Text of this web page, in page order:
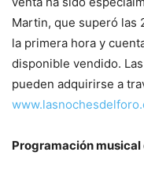
Martin, que superó las
la primera hora y
disponible vendido.
pueden adquirirse a
Programación musical